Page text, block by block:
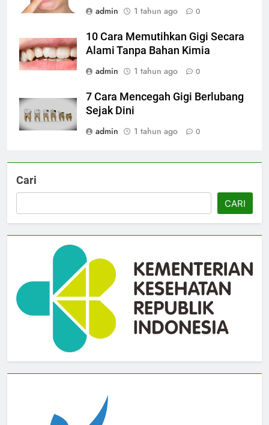
admin
1 tahun ago 0
10 Cara Memutihkan Gigi Secara
Alami Tanpa Bahan Kimia
admin
1 tahun ago 0
7 Cara Mencegah Gigi Berlubang
Sejak Dini
admin
1 tahun ago 0
Cari
CARI